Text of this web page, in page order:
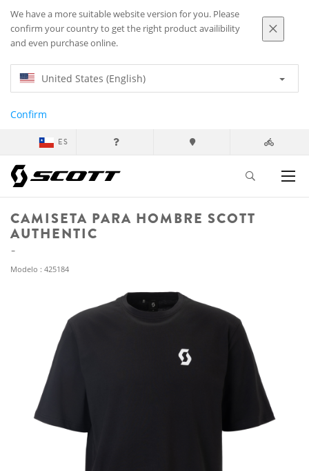
We have a more suitable website version for you. Please
confirm your country to get the right product availibility
and even purchase online.
United States (English)
Confirm
ES
CAMISETA PARA HOMBRE SCOTT
AUTHENTIC
Modelo : 425184